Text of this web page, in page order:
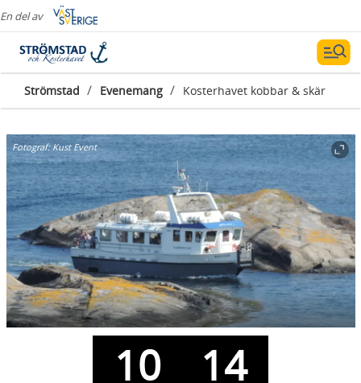
En del av
Strömstad / Evenemang / Kosterhavet kobbar & skär
Fotograf:Kust Event
10 14